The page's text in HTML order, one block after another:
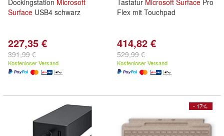
Dockingstation Microsoft
Surface USB4 schwarz
227,35 €
391,99 €
Kostenloser Versand
Tastatur Microsoft Surface Pro
Flex mit Touchpad
414,82 €
529,99 €
Kostenloser Versand
- 17%